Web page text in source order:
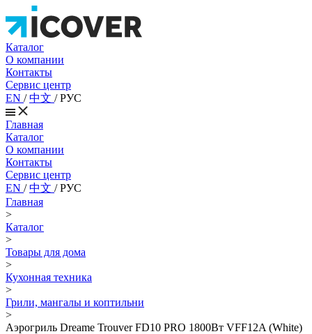
Каталог
О компании
Контакты
Сервис центр
EN /中文 /РУС
Главная
Каталог
О компании
Контакты
Сервис центр
EN /中文 /РУС
Главная
>
Каталог
>
Товары для дома
>
Кухонная техника
>
Грили, мангалы и коптильни
>
Аэрогриль Dreame Trouver FD10 PRO 1800Вт VFF12A (White)